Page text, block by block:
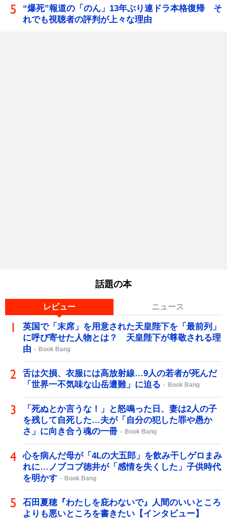
“爆死”報道の「のん」13年ぶり連ドラ本格復帰 そ
れでも視聴者の評判が上々な理由
話題の本
レビュー ニュース
英国で「末席」を用意された天皇陛下を「最前列」
に呼び寄せた人物とは？ 天皇陛下が尊敬される理
由
Book Bang
舌は欠損、衣服には高放射線…9人の若者が死んだ
「世界一不気味な山岳遭難」に迫る
Book Bang
「死ぬとか言うな！」と怒鳴った日、妻は2人の子
を残して自死した…夫が「自分の犯した罪や愚か
さ」に向き合う魂の一冊
Book Bang
心を病んだ母が「4Lの大五郎」を飲み干しゲロまみ
れに…ノブコブ徳井が「感情を失くした」子供時代
を明かす
Book Bang
石田夏穂『わたしを庇わないで』人間のいいところ
よりも悪いところを書きたい【インタビュー】